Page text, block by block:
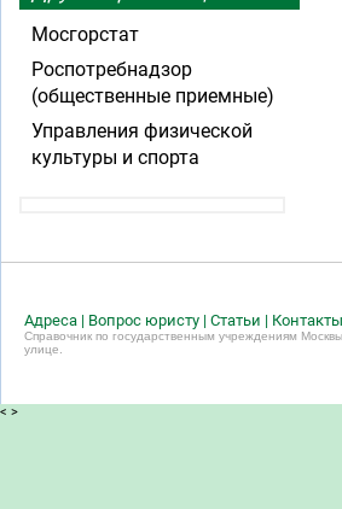
Мосгорстат
Роспотребнадзор
(общественные приемные)
Управления физической
культуры и спорта
Адреса | Вопрос юристу | Статьи |
Справочник по государственным учреждениям
улице.
< >